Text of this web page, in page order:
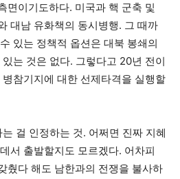
면이기도하다. 미국과 핵 군축 및
대남 유화책의 동시병행. 그 때까
있는 정책적 옵션은 대북 봉쇄의
는 것은 없다. 그렇다고 20년 전이
참기지에 대한 선제타격을 실행할
걸 인정하는 것. 어쩌면 진짜 지혜
서 출발할지도 모르겠다. 어차피
췄다 해도 남한과의 전쟁을 불사하